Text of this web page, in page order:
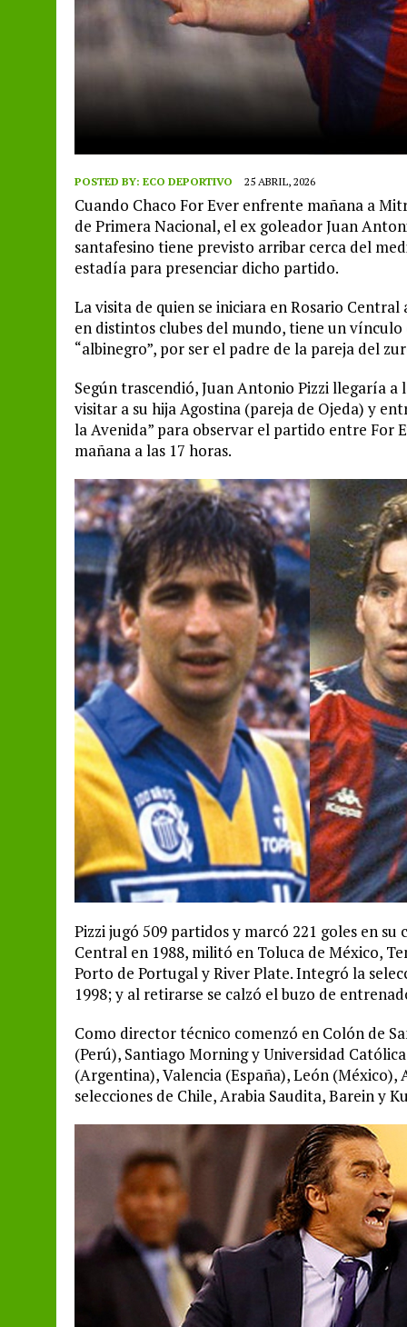
POSTED BY: ECO DEPORTIVO 25 ABRIL, 2026
Cuando Chaco For Ever enfrente mañana a
de Primera Nacional, el ex goleador Juan
santafesino tiene previsto arribar cerca del
estadía para presenciar dicho partido.
La visita de quien se iniciara en Rosario
en distintos clubes del mundo, tiene un
“albinegro”, por ser el padre de la pareja del
Según trascendió, Juan Antonio Pizzi llegaría
visitar a su hija Agostina (pareja de Ojeda) y
la Avenida” para observar el partido entre For
mañana a las 17 horas.
Pizzi jugó 509 partidos y marcó 221 goles en
Central en 1988, militó en Toluca de México,
Porto de Portugal y River Plate. Integró la
1998; y al retirarse se calzó el buzo de
Como director técnico comenzó en Colón de
(Perú), Santiago Morning y Universidad
(Argentina), Valencia (España), León (México),
selecciones de Chile, Arabia Saudita, Barein y